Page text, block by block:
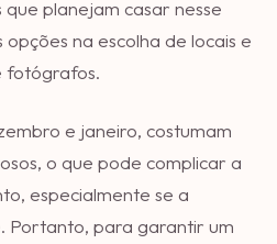
planejam casar nesse
na escolha de locais e
fotógrafos.
e janeiro, costumam
o que pode complicar a
especialmente se a
Portanto, para garantir um